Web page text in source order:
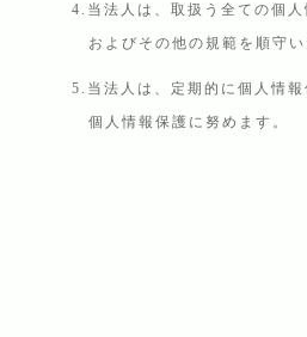
4.当法人は、取扱う全ての個
およびその他の規範を順守い
5.当法人は、定期的に個人情
個人情報保護に努めます。